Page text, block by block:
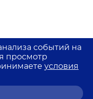
событий на
просмотр
условия